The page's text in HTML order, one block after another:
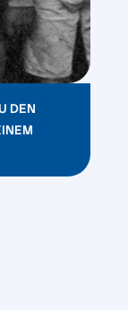
DEN